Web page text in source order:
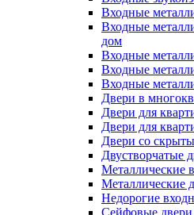
Входные
Входные
дом
Входные
Входные
Входные
Двери в
Двери для
Двери для
Двери со
Двустворчатые
Металлические
Металлические
Недорогие
Сейфовые